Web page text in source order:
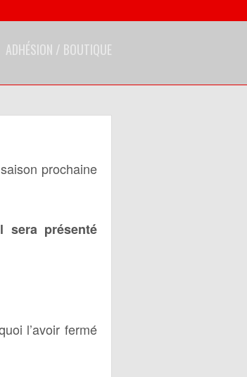
ADHÉSION / BOUTIQUE
prochaine
présenté
l’avoir fermé